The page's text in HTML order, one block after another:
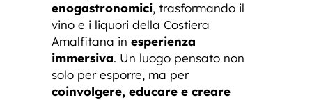
enogastronomici, trasformando il
vino e i liquori della Costiera
Amalfitana in esperienza
immersiva. Un luogo pensato non
solo per esporre, ma per
coinvolgere, educare e creare